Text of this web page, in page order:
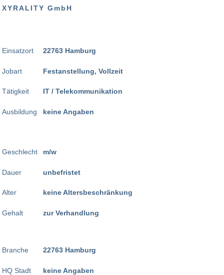
XYRALITY GmbH
Einsatzort
Jobart
Tätigkeit
Ausbildung
Geschlecht
Dauer
Alter
Gehalt
22763 Hamburg
Festanstellung, Vollzeit
IT / Telekommunikation
keine Angaben
m/w
unbefristet
keine Altersbeschränkung
zur Verhandlung
Branche
HQ Stadt
22763 Hamburg
keine Angaben